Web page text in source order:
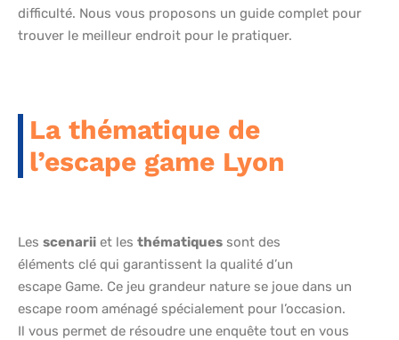
difficulté. Nous vous proposons un guide complet pour
trouver le meilleur endroit pour le pratiquer.
La thématique de
l’escape game Lyon
Les scenarii et les thématiques sont des
éléments clé qui garantissent la qualité d’un
escape Game. Ce jeu grandeur nature se joue dans un
escape room aménagé spécialement pour l’occasion.
Il vous permet de résoudre une enquête tout en vous